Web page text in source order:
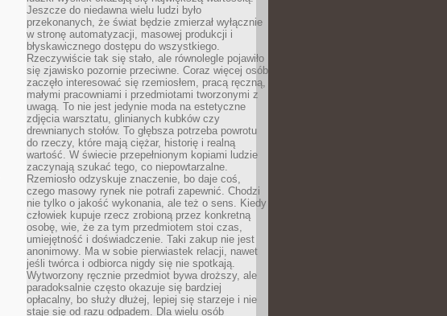
Jeszcze do niedawna wielu ludzi było
przekonanych, że świat będzie zmierzał wyłącznie
w stronę automatyzacji, masowej produkcji i
błyskawicznego dostępu do wszystkiego.
Rzeczywiście tak się stało, ale równolegle pojawiło
się zjawisko pozornie przeciwne. Coraz więcej osób
zaczęło interesować się rzemiosłem, pracą ręczną,
małymi pracowniami i przedmiotami tworzonymi z
uwagą. To nie jest jedynie moda na estetyczne
zdjęcia warsztatu, glinianych kubków czy
drewnianych stołów. To głębsza potrzeba powrotu
do rzeczy, które mają ciężar, historię i realną
wartość. W świecie przepełnionym kopiami ludzie
zaczynają szukać tego, co niepowtarzalne.
Rzemiosło odzyskuje znaczenie, bo daje coś,
czego masowy rynek nie potrafi zapewnić. Chodzi
nie tylko o jakość wykonania, ale też o sens. Kiedy
człowiek kupuje rzecz zrobioną przez konkretną
osobę, wie, że za tym przedmiotem stoi czas,
umiejętność i doświadczenie. Taki zakup nie jest
anonimowy. Ma w sobie pierwiastek relacji, nawet
jeśli twórca i odbiorca nigdy się nie spotkają.
Wytworzony ręcznie przedmiot bywa droższy, ale
paradoksalnie często okazuje się bardziej
opłacalny, bo służy dłużej, lepiej się starzeje i nie
staje się od razu odpadem. Dla wielu osób